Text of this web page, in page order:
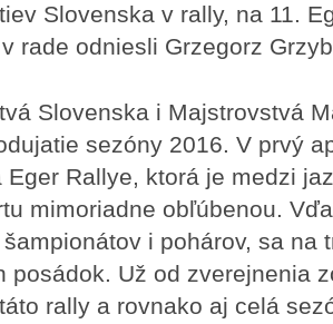
Slovenska v rally, na 11.
rade odniesli Grzegorz
Slovenska i Majstrovstvá
sezóny 2016. V prvý
Eger Rallye, ktorá je medzi
mimoriadne obľúbenou.
i pohárov, sa na
posádok. Už od zverejnenia
rally a rovnako aj celá